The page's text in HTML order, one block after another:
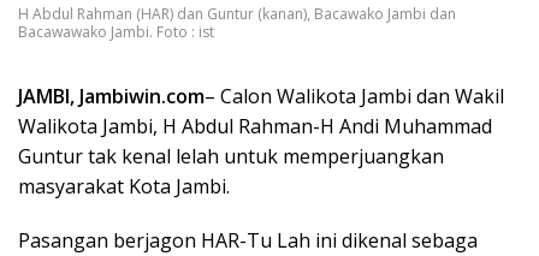
H Abdul Rahman (HAR) dan Guntur (kanan), Bacawako Jambi dan
Bacawawako Jambi. Foto : ist
JAMBI, Jambiwin.com– Calon Walikota Jambi dan Wakil
Walikota Jambi, H Abdul Rahman-H Andi Muhammad
Guntur tak kenal lelah untuk memperjuangkan
masyarakat Kota Jambi.
Pasangan berjagon HAR-Tu Lah ini dikenal sebaga